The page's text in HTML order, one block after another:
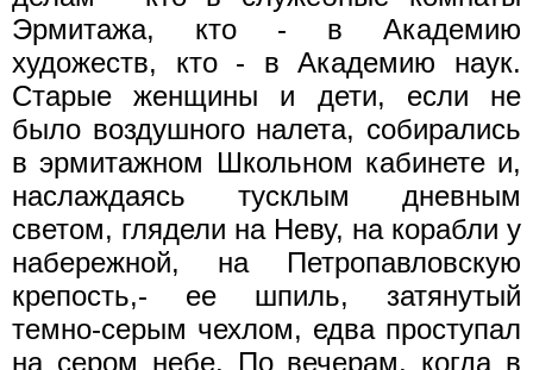
Эрмитажа, кто - в Академию
художеств, кто - в Академию наук.
Старые женщины и дети, если не
было воздушного налета, собирались
в эрмитажном Школьном кабинете и,
наслаждаясь тусклым дневным
светом, глядели на Неву, на корабли у
набережной, на Петропавловскую
крепость,- ее шпиль, затянутый
темно-серым чехлом, едва проступал
на сером небе. По вечерам, когда в